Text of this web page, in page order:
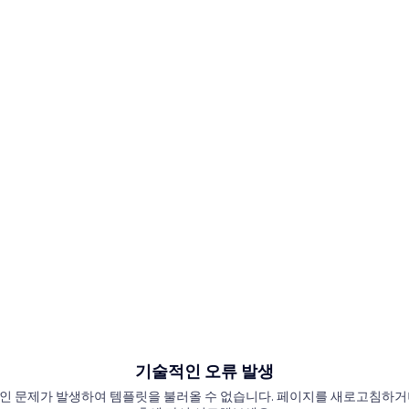
기술적인 오류 발생
문제가 발생하여 템플릿을 불러올 수 없습니다. 페이지를 새로고침하